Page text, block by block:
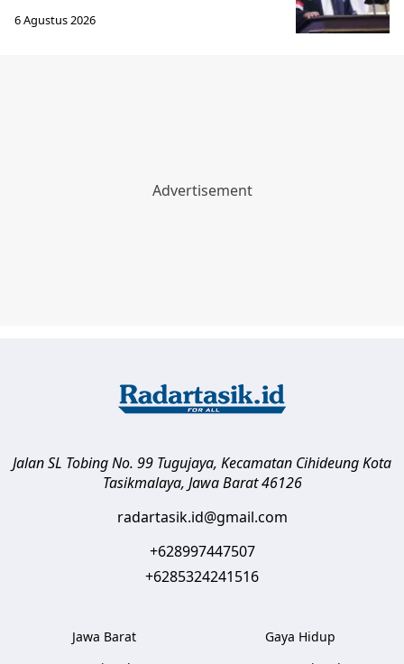
6 Agustus 2026
Jalan SL Tobing No. 99 Tugujaya, Kecamatan CihideungKota
Tasikmalaya, Jawa Barat 46126
radartasik.id@gmail.com
+628997447507
+6285324241516
Jawa Barat
Gaya Hidup